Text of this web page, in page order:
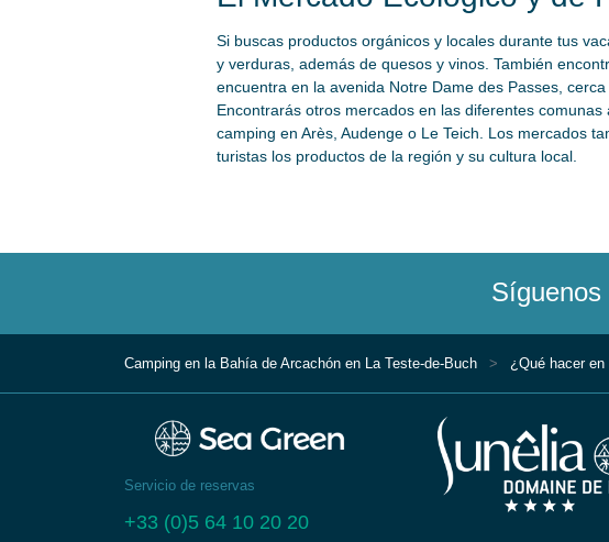
Si buscas productos orgánicos y locales durante tus
y verduras, además de quesos y vinos. También
encuentra en la avenida Notre Dame des Passes,
Encontrarás otros mercados en las diferentes
camping en Arès, Audenge o Le Teich. Los mercados
turistas los productos de la región y su cultura local.
Síguenos
Camping en la Bahía de Arcachón en La Teste-de-Buch ¿Qué hacer
Servicio de reservas
+33 (0)5 64 10 20 20